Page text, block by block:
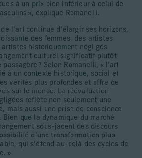
à un prix bien inférieur à celui de
», explique Romanelli.
l’art continue d’élargir ses horizons,
des femmes, des artistes
artistes historiquement négligés
culturel significatif plutôt
passagère ? Selon Romanelli, « l’art
à un contexte historique, social et
vérités plus profondes et offre de
sur le monde. La réévaluation
reflète non seulement une
mais aussi une prise de conscience
que la dynamique du marché
sous-jacent des discours
d’une transformation plus
qui s’étend au-delà des cycles de
»